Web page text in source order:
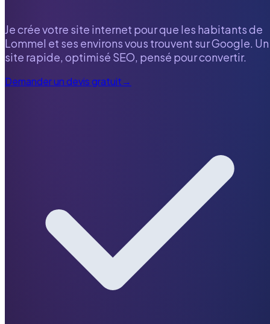
Je crée votre site internet pour que les habitants de
Lommel et ses environs vous trouvent sur Google. Un
site rapide, optimisé SEO, pensé pour convertir.
Demander un devis gratuit→